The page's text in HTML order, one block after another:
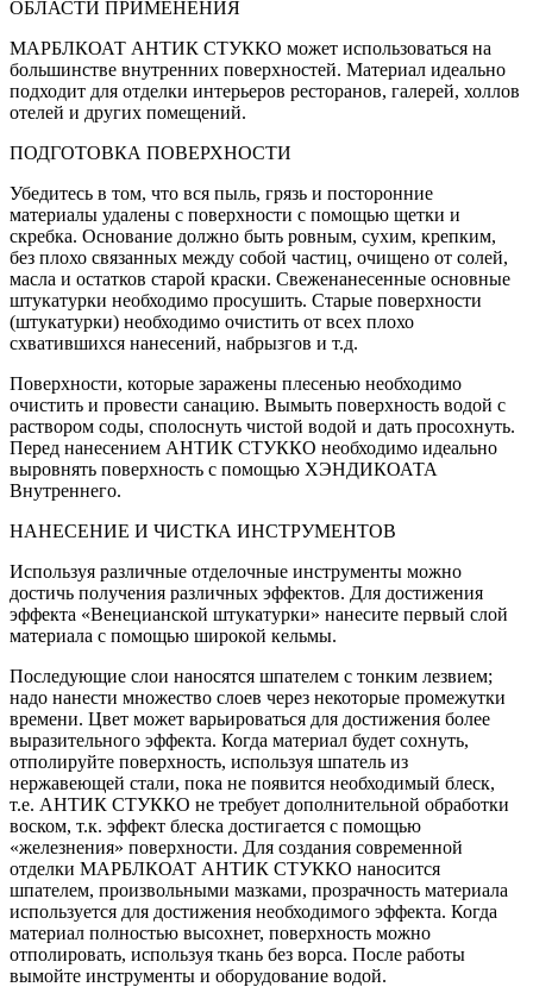
ОБЛАСТИ ПРИМЕНЕНИЯ
МАРБЛКОАТ АНТИК СТУККО может использоваться на
большинстве внутренних поверхностей. Материал идеально
подходит для отделки интерьеров ресторанов, галерей, холлов
отелей и других помещений.
ПОДГОТОВКА ПОВЕРХНОСТИ
Убедитесь в том, что вся пыль, грязь и посторонние
материалы удалены с поверхности с помощью щетки и
скребка. Основание должно быть ровным, сухим, крепким,
без плохо связанных между собой частиц, очищено от солей,
масла и остатков старой краски. Свеженанесенные основные
штукатурки необходимо просушить. Старые поверхности
(штукатурки) необходимо очистить от всех плохо
схватившихся нанесений, набрызгов и т.д.
Поверхности, которые заражены плесенью необходимо
очистить и провести санацию. Вымыть поверхность водой с
раствором соды, сполоснуть чистой водой и дать просохнуть.
Перед нанесением АНТИК СТУККО необходимо идеально
выровнять поверхность с помощью ХЭНДИКОАТА
Внутреннего.
НАНЕСЕНИЕ И ЧИСТКА ИНСТРУМЕНТОВ
Используя различные отделочные инструменты можно
достичь получения различных эффектов. Для достижения
эффекта «Венецианской штукатурки» нанесите первый слой
материала с помощью широкой кельмы.
Последующие слои наносятся шпателем с тонким лезвием;
надо нанести множество слоев через некоторые промежутки
времени. Цвет может варьироваться для достижения более
выразительного эффекта. Когда материал будет сохнуть,
отполируйте поверхность, используя шпатель из
нержавеющей стали, пока не появится необходимый блеск,
т.е. АНТИК СТУККО не требует дополнительной обработки
воском, т.к. эффект блеска достигается с помощью
«железнения» поверхности. Для создания современной
отделки МАРБЛКОАТ АНТИК СТУККО наносится
шпателем, произвольными мазками, прозрачность материала
используется для достижения необходимого эффекта. Когда
материал полностью высохнет, поверхность можно
отполировать, используя ткань без ворса. После работы
вымойте инструменты и оборудование водой.